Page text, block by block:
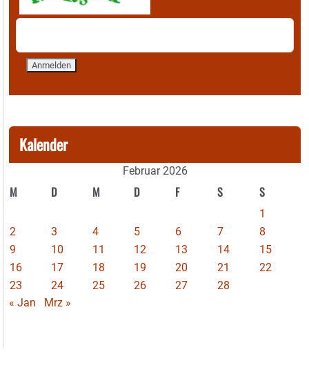
Kalender
Februar 2026
M D M D F S S
1
2
3 4 5 6 7
8
9
10 11 12 13 14
15
16
17 18 19 20 21
22
23
24 25 26 27
28
« Jan
Mrz »